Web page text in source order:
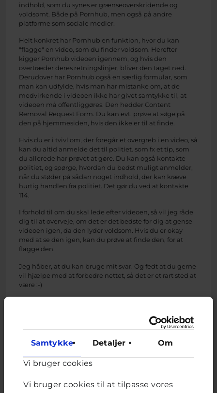
Samtykke Detaljer Om
Vi bruger cookies
Vi bruger cookies til at tilpasse vores
indhold, som du synes er grænseoverskridende og
voldsomt. Både på Pornhub, men også på andre
platforme som sociale medier.
Helt konkret har Pornhub en funktion, hvor du kan
"flagge" en video, som du finder voldsom. Herefter
kigger Pornhub videoen igennem, og hvis den
overtræder deres retningslinjer, bliver den taget ned.
Derudover har Pornhub også en særlig formular, som
man kan udfylde, hvis man har mistanke om, at de
medvirkende i videoen ikke har givet samtykke til, at
videoen må offentliggøres. Den hedder Content
Removal Request Form. Du kan evt. prøve at søge på
den på hjemmesiden, hvis den ikke er til at finde.
Hvis du er i tvivl om, der foregår et overgreb i en video, så
kan du altid anmelde det til politiet. som fx et tip, som
du allerede har prøvet at gøre. Du kan også kontakte
politiet, og spørge, hvordan du bedst muligt anmelder,
når du støder på sådan noget indhold, der kan kræve
hurtig handlen fra politiet. Det gør du ved at kontakte
114.
I forhold til om du skal lede efter videoen, så vil jeg råde
dig til at overveje, om det er det bedste for dig at gense
videoen igen, da den lyder voldsom. Hvis du er okay
med at se den igen, kan du prøve at finde den, for at
flagge den.
Jeg håber, at du kan bruge mit svar. Og fedt at du gerne
vil hjælpe med at forbedre nettet, så det er et rart sted at
være :-)